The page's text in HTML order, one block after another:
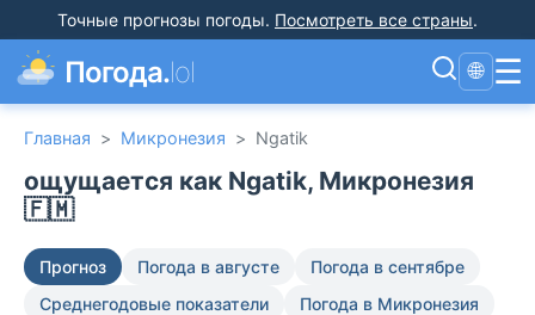
Точные прогнозы погоды. Посмотреть все страны.
Погода.lol 🌐 ☰
Главная > Микронезия > Ngatik
ощущается как Ngatik, Микронезия
🇫🇲
Прогноз Погода в августе
Погода в сентябре
Среднегодовые показатели
Погода в Микронезия